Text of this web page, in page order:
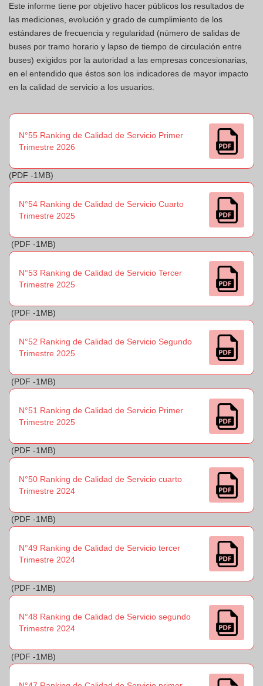
Este informe tiene por objetivo hacer públicos los resultados de
las mediciones, evolución y grado de cumplimiento de los
estándares de frecuencia y regularidad (número de salidas de
buses por tramo horario y lapso de tiempo de circulación entre
buses) exigidos por la autoridad a las empresas concesionarias,
en el entendido que éstos son los indicadores de mayor impacto
en la calidad de servicio a los usuarios.
N°55 Ranking de Calidad de Servicio Primer
Trimestre 2026
(PDF -1MB)
N°54 Ranking de Calidad de Servicio Cuarto
Trimestre 2025
(PDF -1MB)
N°53 Ranking de Calidad de Servicio Tercer
Trimestre 2025
(PDF -1MB)
N°52 Ranking de Calidad de Servicio Segundo
Trimestre 2025
(PDF -1MB)
N°51 Ranking de Calidad de Servicio Primer
Trimestre 2025
(PDF -1MB)
N°50 Ranking de Calidad de Servicio cuarto
Trimestre 2024
(PDF -1MB)
N°49 Ranking de Calidad de Servicio tercer
Trimestre 2024
(PDF -1MB)
N°48 Ranking de Calidad de Servicio segundo
Trimestre 2024
(PDF -1MB)